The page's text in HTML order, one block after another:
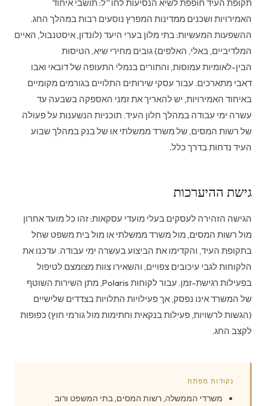
תקופת העיד חופפת לשיא הנסיעות לחו״ל: תושבי איחוד
האמירויות ושכנים ממדינות המפרץ נוסעים רבות במהלך החג.
ההשפעות המעשיות: בתי מלון בערי היעד (לונדון, איסטנבול, האיים
המלדיביים, באלי, האלפים) גובים מחירי שיא, הטיסות
הבין-לאומיות עמוסות, והתורים בנמלי התעופה של דובאי ואבו
דאבי מתארכים. עבור עסקי שירותים התלויים בגורמים מקומיים
באיחוד האמירויות, יש להאריך את זמני האספקה בשבעה עד
עשרה ימי עבודה במהלך חלון העיד. תוכניות הנשענות על פעולה
של רשות המסים, של משרד ממשלתי או של בנק במהלך שבוע
העיד נדחות בדרך כלל.
גישת ההיערכות
הגישה הזהירה לעסקים בעלי מועדי עסקאות: זהו כל מועד אחרון
מול רשות המסים, מול משרד ממשלתי או מול בית משפט שחל
בתקופת העיד, והקדימו את הביצוע בעשרה ימי עבודה. עדכנו את
הלקוחות לגבי עיכובים צפויים, והשאירו צוות מצומצם לטיפול
בפעילות רגישת-זמן. עבור לקוחות Polaris, מתן השירות השוטף
של המשרד אינו נפסק, אך פעילויות התלויות בצדדים שלישיים
(הגשות לרשויות, פעילות בנקאית וחתימות מול גורמי חוץ) כפופות
לקצב החג.
נקודות מפתח
משרדי הממשלה, רשות המסים, בתי המשפט ורוב